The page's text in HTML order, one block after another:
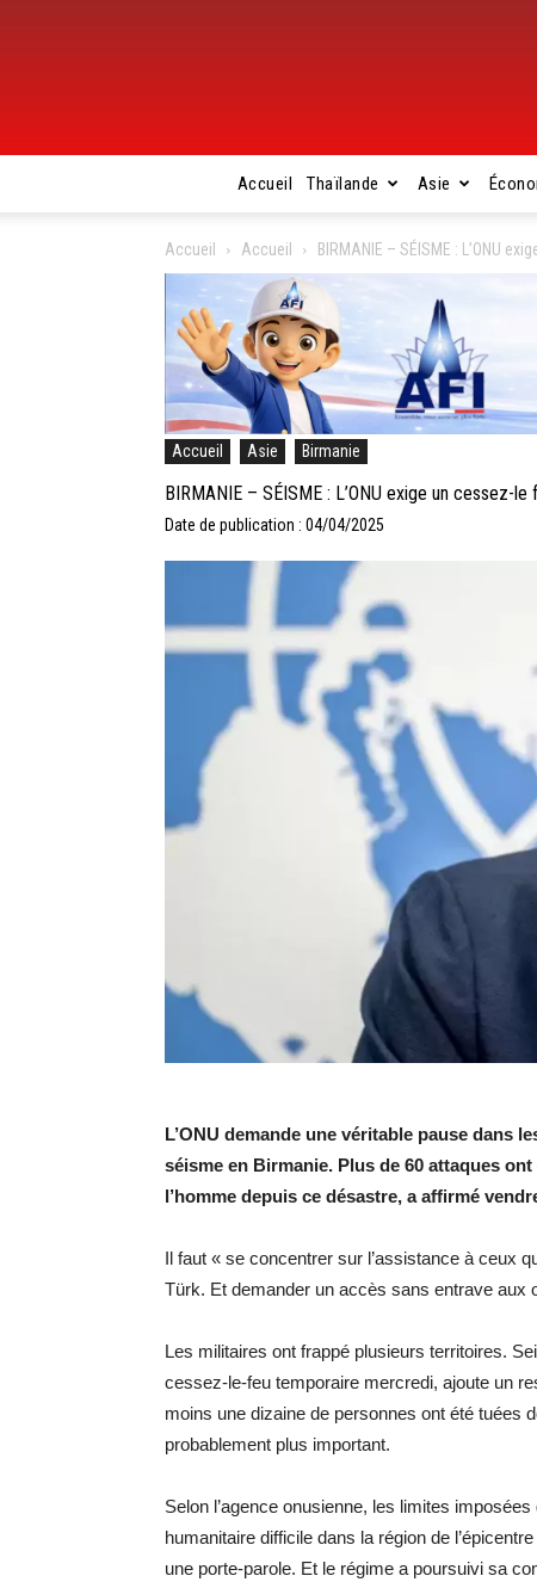
Accueil Thaïlande Asie
Accueil Accueil BIRMANIE – SÉISME : L’ONU
Accueil Asie Birmanie
BIRMANIE – SÉISME : L’ONU exige un cessez-le
Date de publication : 04/04/2025
L’ONU demande une véritable pause dans
séisme en Birmanie. Plus de 60 attaques
l’homme depuis ce désastre, a affirmé
Il faut « se concentrer sur l’assistance à ceux
Türk. Et demander un accès sans entrave aux
Les militaires ont frappé plusieurs territoires.
cessez-le-feu temporaire mercredi, ajoute un
moins une dizaine de personnes ont été tuées
probablement plus important.
Selon l’agence onusienne, les limites
humanitaire difficile dans la région de
une porte-parole. Et le régime a poursuivi sa